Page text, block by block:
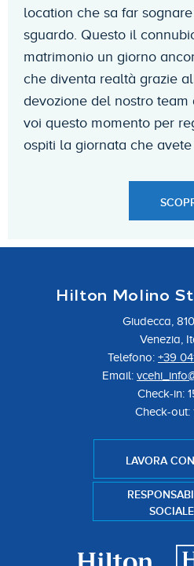
location che sa far
sguardo. Questo il
matrimonio un giorno
che diventa realtà grazie
devozione del nostro
voi questo momento per
ospiti la giornata che
Hilton Molino
Giudecca,
Venezia,
Telefono: +39
Email:
Check-in:
Check-out:
LAVORA
SOCIALE